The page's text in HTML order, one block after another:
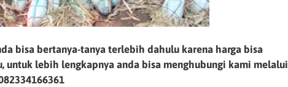
bisa bertanya-tanya terlebih dahulu karena harga bisa
untuk lebih lengkapnya anda bisa menghubungi kami melalui